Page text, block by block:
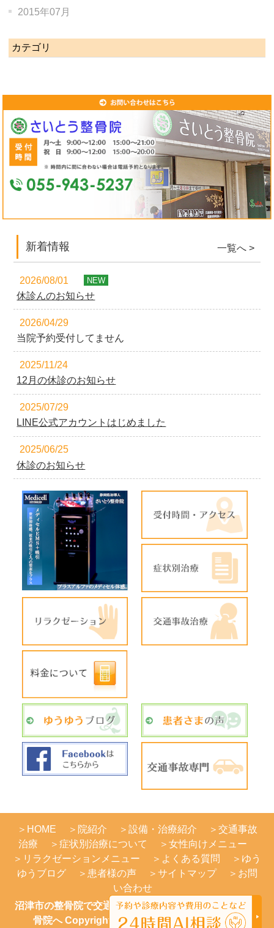
2015年07月
カテゴリ
新着情報 一覧へ >
2026/08/01 NEW
休診んのお知らせ
2026/04/29
当院予約受付してません
2025/11/24
12月の休診のお知らせ
2025/07/29
LINE公式アカウントはじめました
2025/06/25
休診のお知らせ
＞ HOME ＞ 院紹介 ＞ 設備・治療紹介 ＞ 交通事故
治療
＞ 症状別治療について ＞ 女性向けメニュー
＞ リラクゼーションメニュー ＞ よくある質問 ＞ ゆう
ゆうブログ
＞ 患者様の声 ＞ サイトマップ ＞ お問
い合わせ
沼津市の整骨院で交通事故治療をお考えならさいとう整
骨院へ Copyright(c) さいとう整骨院 All Rights